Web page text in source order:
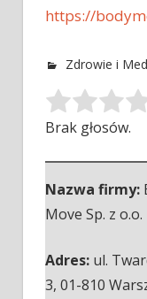
https://
Zdrowie i
Brak głosów.
Nazwa firmy:
Move Sp. z o.o.
Adres: ul.
3, 01-810